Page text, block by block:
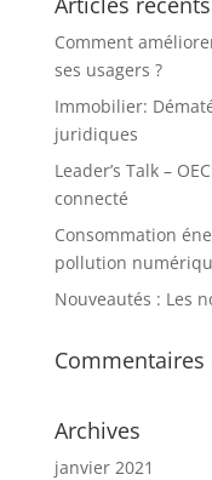
Comment
ses usagers ?
Immobilier:
juridiques
Leader’s Talk –
connecté
Consommation
pollution
Nouveautés : Les
Commentaires
Archives
janvier 2021